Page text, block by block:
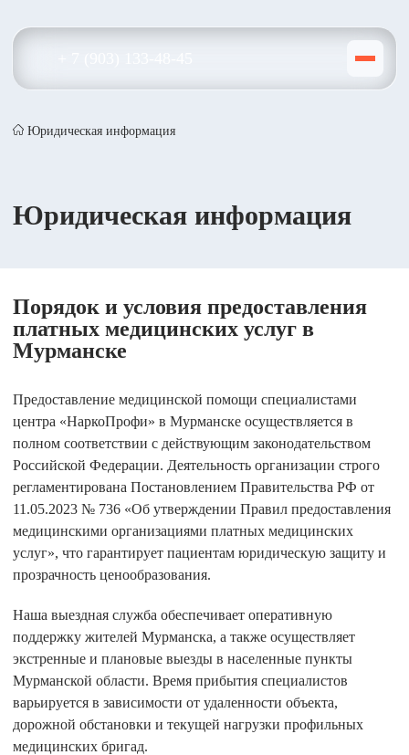
Юридическая информация
Юридическая информация
Порядок и условия предоставления
платных медицинских услуг в
Мурманске
Предоставление медицинской помощи специалистами
центра «НаркоПрофи» в Мурманске осуществляется в
полном соответствии с действующим законодательством
Российской Федерации. Деятельность организации строго
регламентирована Постановлением Правительства РФ от
11.05.2023 № 736 «Об утверждении Правил предоставления
медицинскими организациями платных медицинских
услуг», что гарантирует пациентам юридическую защиту и
прозрачность ценообразования.
Наша выездная служба обеспечивает оперативную
поддержку жителей Мурманска, а также осуществляет
экстренные и плановые выезды в населенные пункты
Мурманской области. Время прибытия специалистов
варьируется в зависимости от удаленности объекта,
дорожной обстановки и текущей нагрузки профильных
медицинских бригад.